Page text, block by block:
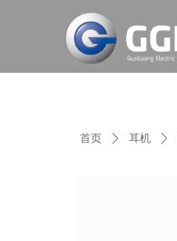
首页 ꄲ 耳机 ꄲ